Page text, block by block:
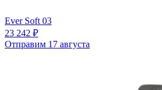
Ever Soft 03
23 242 ₽
Отправим 17 августа